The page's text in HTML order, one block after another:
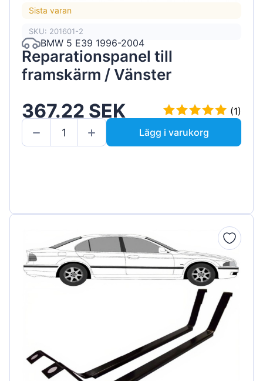
Sista varan
SKU: 201601-2
BMW 5 E39 1996-2004
Reparationspanel till
framskärm / Vänster
367.22 SEK
(1)
Lägg i varukorg